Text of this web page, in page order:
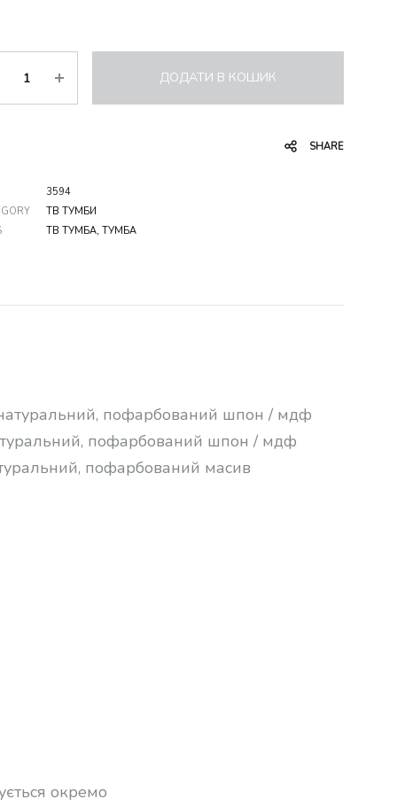
ДОДАТИ В КОШИК
SHARE
3594
ТВ ТУМБИ
ТВ ТУМБА, ТУМБА
пофарбований шпон / мдф
пофарбований шпон / мдф
пофарбований масив
окремо